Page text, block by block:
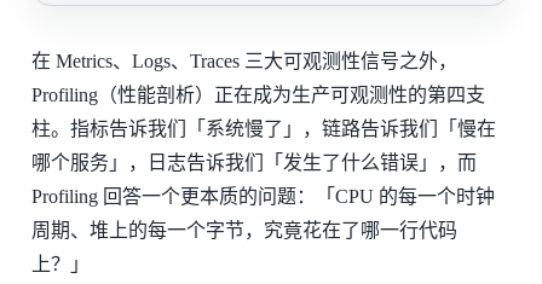
在 Metrics、Logs、Traces 三大可观测性信号之外，
Profiling（性能剖析）正在成为生产可观测性的第四支
柱。指标告诉我们「系统慢了」，链路告诉我们「慢在
哪个服务」，日志告诉我们「发生了什么错误」，而
Profiling 回答一个更本质的问题：「CPU 的每一个时钟
周期、堆上的每一个字节，究竟花在了哪一行代码
上？」